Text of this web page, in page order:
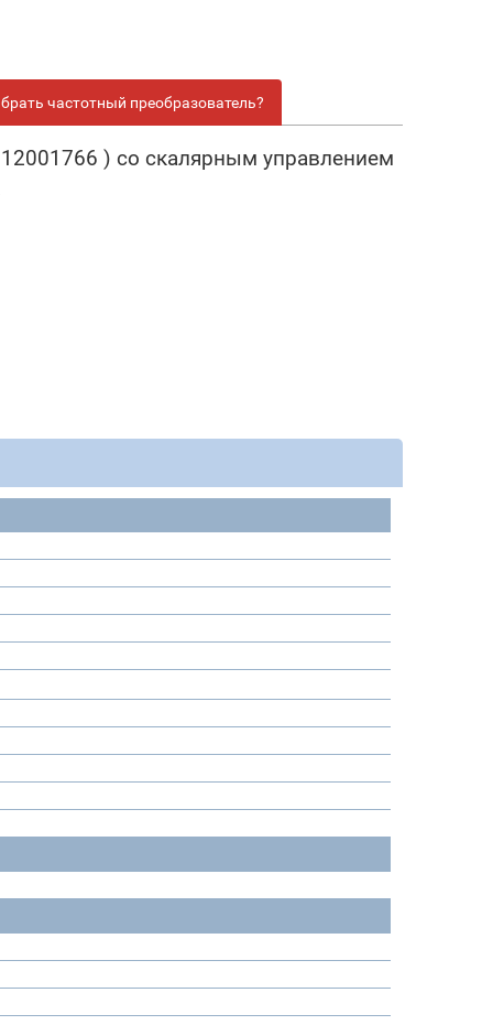
частотный преобразователь?
) со скалярным управлением